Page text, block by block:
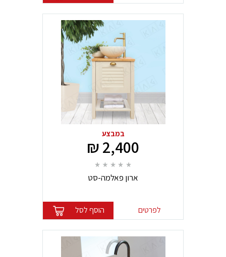
במבצע
2,400 ₪
ארון פאלמה-סט
לפרטים הוסף לסל